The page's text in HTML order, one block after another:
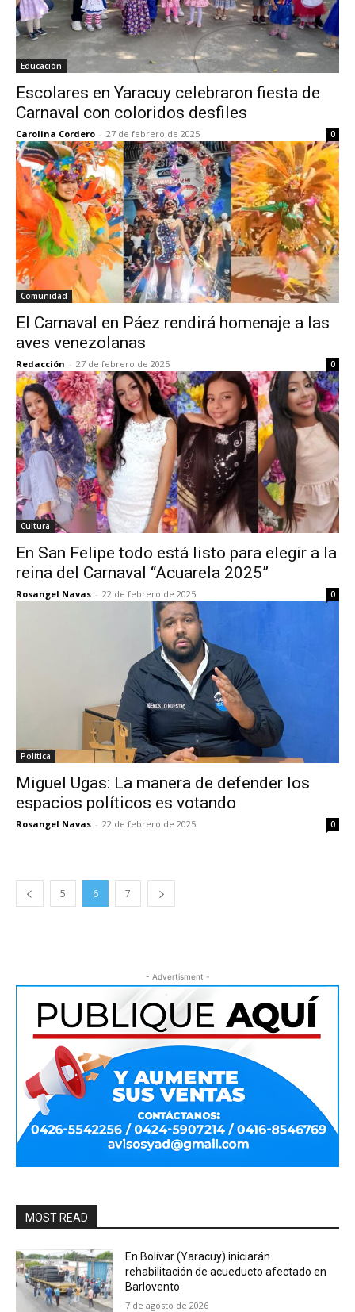
Educación
Escolares en Yaracuy celebraron fiesta de
Carnaval con coloridos desfiles
Carolina Cordero - 27 de febrero de 2025 0
Comunidad
El Carnaval en Páez rendirá homenaje a las
aves venezolanas
Redacción - 27 de febrero de 2025 0
Cultura
En San Felipe todo está listo para elegir a la
reina del Carnaval “Acuarela 2025”
Rosangel Navas - 22 de febrero de 2025 0
Política
Miguel Ugas: La manera de defender los
espacios políticos es votando
Rosangel Navas - 22 de febrero de 2025 0
5 6 7
- Advertisment -
MOST READ
En Bolívar (Yaracuy) iniciarán
rehabilitación de acueducto afectado en
Barlovento
7 de agosto de 2026